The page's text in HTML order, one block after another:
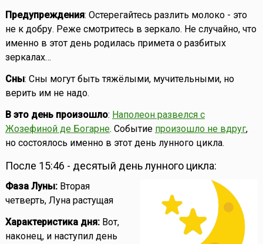
Предупреждения: Остерегайтесь разлить молоко - это
не к добру. Реже смотритесь в зеркало. Не случайно, что
именно в этот день родилась примета о разбитых
зеркалах…
Сны: Сны могут быть тяжёлыми, мучительными, но
верить им не надо.
В это день произошло: Наполеон развелся с
Жозефиной де Богарне. Событие произошло не вдруг,
но состоялось именно в этот день лунного цикла.
После 15:46 - десятый день лунного цикла:
Фаза Луны: Вторая
четверть, Луна растущая
Характеристика дня:Вот,
наконец, и наступил день